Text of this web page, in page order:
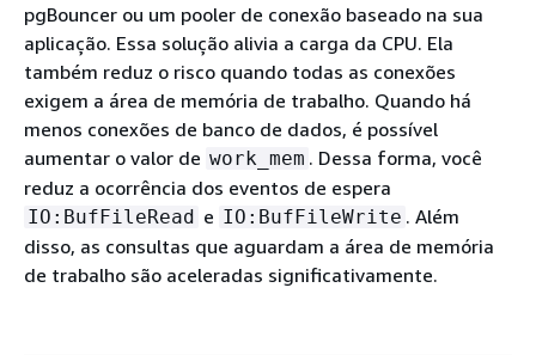
pgBouncer ou um pooler de conexão baseado na sua
aplicação. Essa solução alivia a carga da CPU. Ela
também reduz o risco quando todas as conexões
exigem a área de memória de trabalho. Quando há
menos conexões de banco de dados, é possível
aumentar o valor de work_mem . Dessa forma, você
reduz a ocorrência dos eventos de espera
IO:BufFileRead e IO:BufFileWrite . Além
disso, as consultas que aguardam a área de memória
de trabalho são aceleradas significativamente.